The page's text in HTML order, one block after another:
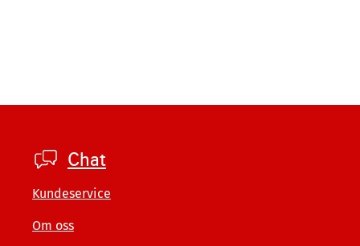
Footer
company
Chat
Kundeservice
Om oss